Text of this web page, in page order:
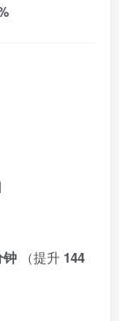
钟 （提升 144